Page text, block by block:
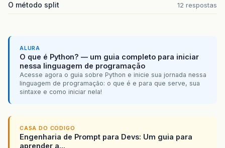
O método split 12 respostas
ALURA
O que é Python? — um guia completo para iniciar
nessa linguagem de programação
Acesse agora o guia sobre Python e inicie sua jornada nessa
linguagem de programação: o que é e para que serve, sua
sintaxe e como iniciar nela!
CASA DO CODIGO
Engenharia de Prompt para Devs: Um guia para
aprender a...